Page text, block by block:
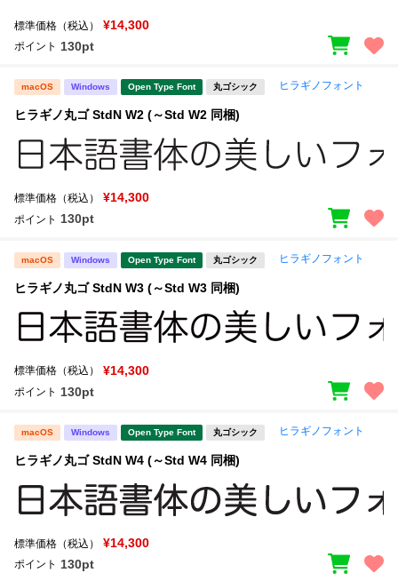
標準価格（税込） ¥14,300
ポイント 130pt
macOS Windows Open Type Font 丸ゴシック ヒラギノフォント
ヒラギノ丸ゴ StdN W2 (～Std W2 同梱)
標準価格（税込） ¥14,300
ポイント 130pt
macOS Windows Open Type Font 丸ゴシック ヒラギノフォント
ヒラギノ丸ゴ StdN W3 (～Std W3 同梱)
標準価格（税込） ¥14,300
ポイント 130pt
macOS Windows Open Type Font 丸ゴシック ヒラギノフォント
ヒラギノ丸ゴ StdN W4 (～Std W4 同梱)
標準価格（税込） ¥14,300
ポイント 130pt